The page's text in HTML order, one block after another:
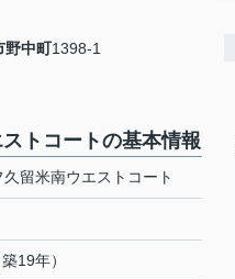
野中町1398-1
トコートの基本情報
留米南ウエストコート
19年）